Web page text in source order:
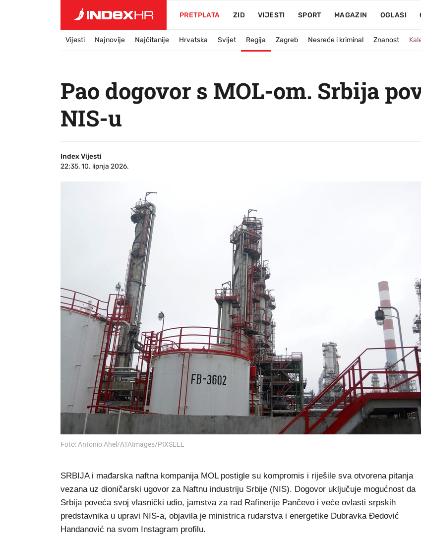
PRETPLATA ZID VIJESTI SPORT MAGAZIN OGLASI
Vijesti Najnovije Najčitanije Hrvatska Svijet Regija Zagreb Nesreće i kriminal Znanost
Pao dogovor s MOL-om. Srbija
NIS-u
Index Vijesti
22:35, 10. lipnja 2026.
Foto: Antonio Ahel/ATAImages/PIXSELL
SRBIJA i mađarska naftna kompanija MOL postigle su kompromis i riješile sva otvorena pitanja
vezana uz dioničarski ugovor za Naftnu industriju Srbije (NIS). Dogovor uključuje mogućnost da
Srbija poveća svoj vlasnički udio, jamstva za rad Rafinerije Pančevo i veće ovlasti srpskih
predstavnika u upravi NIS-a, objavila je ministrica rudarstva i energetike Dubravka Đedović
Handanović na svom Instagram profilu.